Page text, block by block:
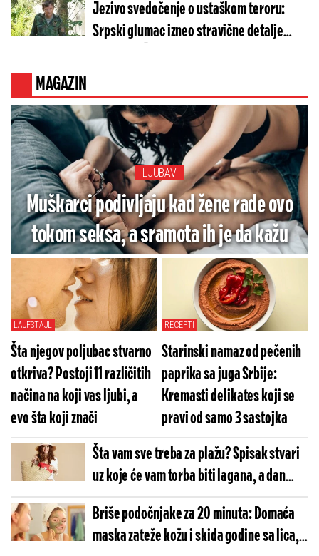
Jezivo svedočenje o ustaškom teroru:
Srpski glumac izneo stravične detalje
MAGAZIN
LJUBAV
Muškarci podivljaju kad žene rade ovo
tokom seksa, a sramota ih je da kažu
LAJFSTAJL
Šta njegov poljubac stvarno
otkriva? Postoji 11 različitih
načina na koji vas ljubi, a
evo šta koji znači
RECEPTI
Starinski namaz od pečenih
paprika sa juga Srbije:
Kremasti delikates koji se
pravi od samo 3 sastojka
Šta vam sve treba za plažu? Spisak stvari
uz koje će vam torba biti lagana, a dan
savršen
Briše podočnjake za 20 minuta: Domaća
maska zateže kožu i skida godine sa lica, a